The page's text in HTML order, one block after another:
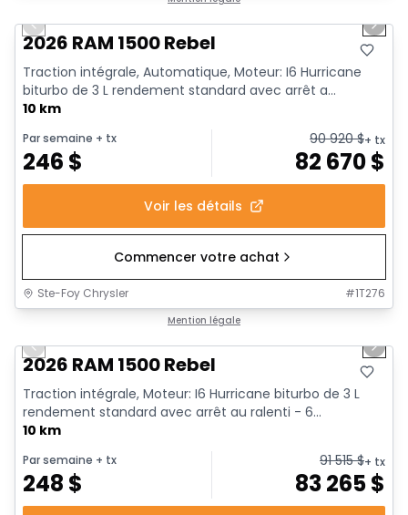
Previous slide Next
2026 RAM 1500 Rebel
Traction intégrale, Automatique, Moteur: I6 Hurricane
biturbo de 3 L rendement standard avec arrêt a...
10 km
Par semaine + tx
246 $
90 920$+ tx
82 670$
Voir les détails
Commencer votre achat
Ste-Foy Chrysler #1T276
Mention légale
Previous slide Next
2026 RAM 1500 Rebel
Traction intégrale, Moteur: I6 Hurricane biturbo de 3 L
rendement standard avec arrêt au ralenti - 6...
10 km
Par semaine + tx
248 $
91 515$+ tx
83 265$